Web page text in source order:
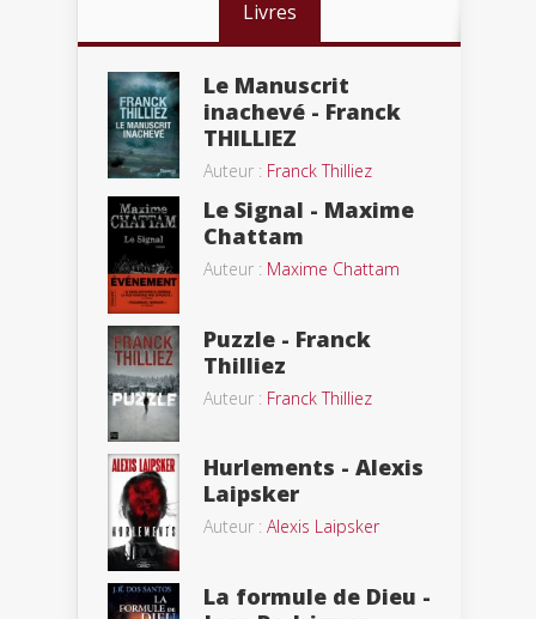
Livres
Le Manuscrit
inachevé - Franck
THILLIEZ
Auteur : Franck Thilliez
Le Signal - Maxime
Chattam
Auteur : Maxime Chattam
Puzzle - Franck
Thilliez
Auteur : Franck Thilliez
Hurlements - Alexis
Laipsker
Auteur : Alexis Laipsker
La formule de Dieu -